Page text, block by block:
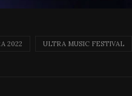
2022 ULTRA MUSIC FESTIVAL